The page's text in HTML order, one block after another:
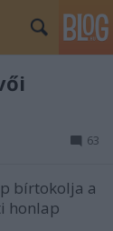
63
bírtokolja a
honlap